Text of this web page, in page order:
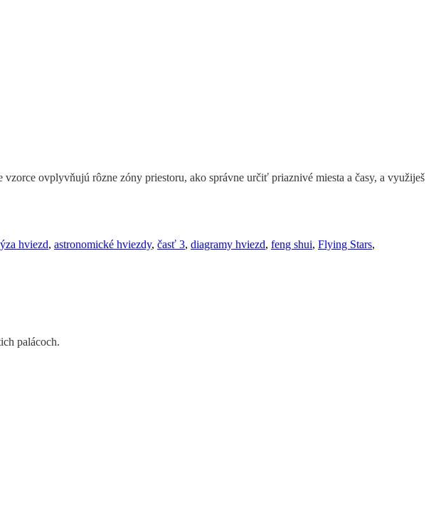
vzorce ovplyvňujú rôzne zóny priestoru, ako správne určiť priaznivé miesta a časy, a využiješ
hviezd, astronomické hviezdy, časť 3, diagramy hviezd, feng shui, Flying Stars,
palácoch.